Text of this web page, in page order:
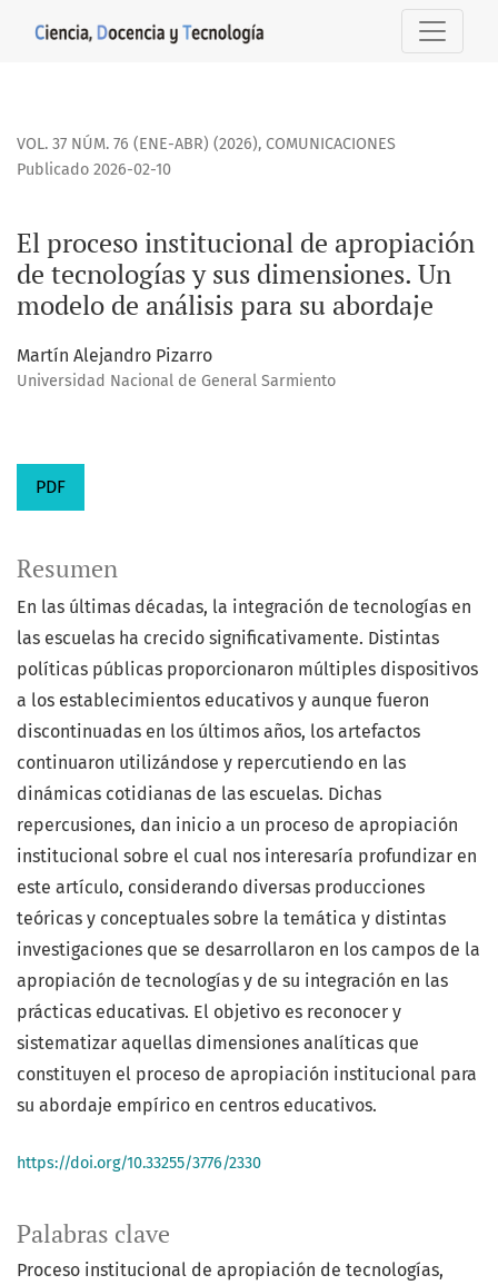
El proceso institucional de apropiación de tecnologías y
VOL. 37 NÚM. 76 (ENE-ABR) (2026), COMUNICACIONES
El proceso institucional de apropiación
de tecnologías y sus dimensiones. Un
modelo de análisis para su abordaje
Publicado 2026-02-10
Martín Alejandro Pizarro
Universidad Nacional de General Sarmiento
PDF
Palabras clave
Proceso institucional de apropiación de tecnologías
Resumen
En las últimas décadas, la integración de tecnologías en
las escuelas ha crecido significativamente. Distintas
políticas públicas proporcionaron múltiples dispositivos
a los establecimientos educativos y aunque fueron
discontinuadas en los últimos años, los artefactos
continuaron utilizándose y repercutiendo en las
dinámicas cotidianas de las escuelas. Dichas
repercusiones, dan inicio a un proceso de apropiación
institucional sobre el cual nos interesaría profundizar en
este artículo, considerando diversas producciones
teóricas y conceptuales sobre la temática y distintas
investigaciones que se desarrollaron en los campos de la
apropiación de tecnologías y de su integración en las
prácticas educativas. El objetivo es reconocer y
sistematizar aquellas dimensiones analíticas que
constituyen el proceso de apropiación institucional para
su abordaje empírico en centros educativos.
https://doi.org/10.33255/3776/2330